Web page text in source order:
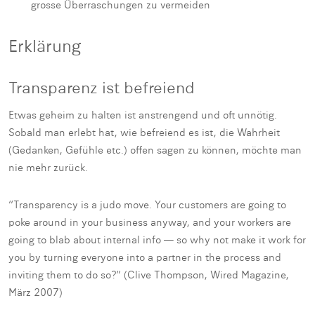
grosse Überraschungen zu vermeiden
Erklärung
Transparenz ist befreiend
Etwas geheim zu halten ist anstrengend und oft unnötig.
Sobald man erlebt hat, wie befreiend es ist, die Wahrheit
(Gedanken, Gefühle etc.) offen sagen zu können, möchte man
nie mehr zurück.
“Transparency is a judo move. Your customers are going to
poke around in your business anyway, and your workers are
going to blab about internal info — so why not make it work for
you by turning everyone into a partner in the process and
inviting them to do so?” (Clive Thompson, Wired Magazine,
März 2007)